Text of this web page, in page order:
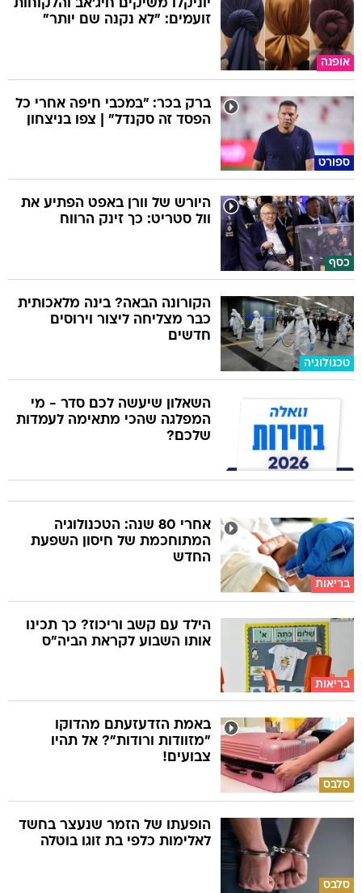
אופנה
יוניקלו משיקים חיג'אב והלקוחות
זועמים: "לא נקנה שם יותר"
ספורט
ברק בכר: "במכבי חיפה אחרי כל
הפסד זה סקנדל" | צפו בניצחון
כסף
היורש של וורן באפט הפתיע את
וול סטריט: כך זינק הרווח
טכנולוגיה
הקורונה הבאה? בינה מלאכותית
כבר מצליחה ליצור וירוסים
חדשים
השאלון שיעשה לכם סדר - מי
המפלגה שהכי מתאימה לעמדות
שלכם?
בריאות
אחרי 80 שנה: הטכנולוגיה
המתוחכמת של חיסון השפעת
החדש
בריאות
הילד עם קשב וריכוז? כך תכינו
אותו השבוע לקראת הביה"ס
סלבס
באמת הזדעזעתם מהדוקו
"מזוודות ורודות"? אל תהיו
צבועים!
סלבס
הופעתו של הזמר שנעצר בחשד
לאלימות כלפי בת זוגו בוטלה